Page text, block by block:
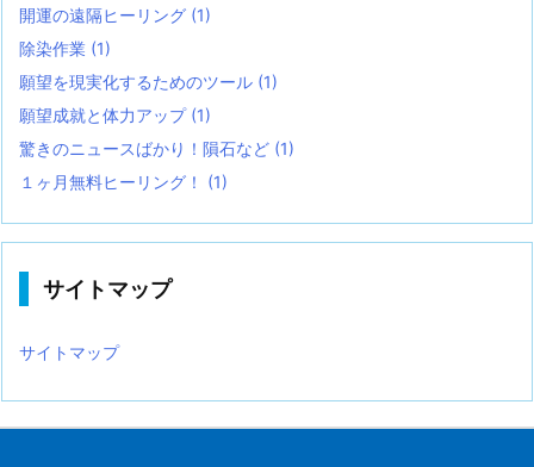
開運の遠隔ヒーリング (1)
除染作業 (1)
願望を現実化するためのツール (1)
願望成就と体力アップ (1)
驚きのニュースばかり！隕石など (1)
１ヶ月無料ヒーリング！ (1)
サイトマップ
サイトマップ